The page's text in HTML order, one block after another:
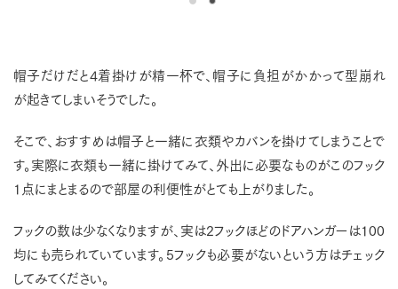
帽子だけだと4着掛けが精一杯で、帽子に負担がかかって型崩れ
が起きてしまいそうでした。
そこで、おすすめは帽子と一緒に衣類やカバンを掛けてしまうことで
す。実際に衣類も一緒に掛けてみて、外出に必要なものがこのフック
1点にまとまるので部屋の利便性がとても上がりました。
フックの数は少なくなりますが、実は2フックほどのドアハンガーは100
均にも売られていています。5フックも必要がないという方はチェック
してみてください。